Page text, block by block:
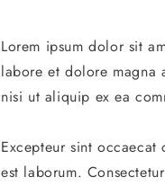
Lorem ipsum dolor sit
labore et dolore magna
nisi ut aliquip ex ea
Excepteur sint
est laborum.